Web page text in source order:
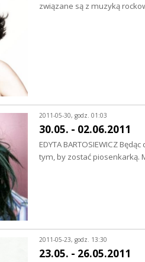
związane są z muzyką
2011-05-30, godz. 01:03
30.05. - 02.06.2011
EDYTA BARTOSIEWICZ
tym, by zostać piosenkarką.
2011-05-23, godz. 13:30
23.05. - 26.05.2011